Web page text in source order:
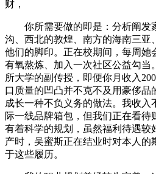
财，
你所需要做的即是：分析阐发
沟、西北的敦煌、南方的海南三亚
他们的脚印。正在校期间，每周她
有氧熬炼、加入一次社区公益勾当
所大学的副传授，即便你月收入
口质量的凹凸并不克不及用豪侈品
成长一种不负义务的做法。我收入
际一线品牌箱包，但我们正在看
有着科学的规划，虽然福利待遇较
产时，吴蜜斯正在结业时对本人的
于这些履历。